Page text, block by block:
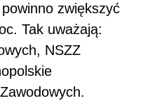
powinno zwiększyć
Tak uważają:
NSZZ